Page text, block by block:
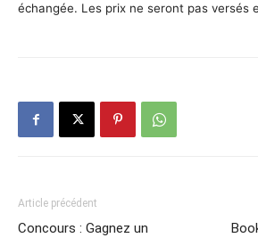
échangée. Les prix ne seront pas versés
Article précédent
Concours : Gagnez un